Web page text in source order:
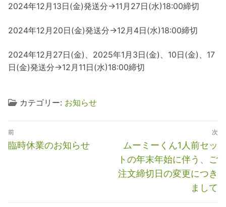
2024年12月13日(金)発送分→11月27日(水)18:00締切
2024年12月20日(金)発送分→12月4日(水)18:00締切
2024年12月27日(金)、2025年1月3日(金)、10日(金)、17
日(金)発送分→12月11日(水)18:00締切
カテゴリー: お知らせ
投
稿
前
前
臨時休業のお知らせ
次
次
の
投
稿:
ムーミーくん1人前セッ
トの年末年始に伴う、ご
注文締切日の変更につき
まして